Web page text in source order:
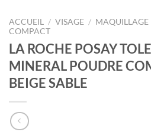
ACCUEIL / VISAGE / MAQUILLAGE
COMPACT
LA ROCHE POSAY
MINERAL POUDRE
BEIGE SABLE